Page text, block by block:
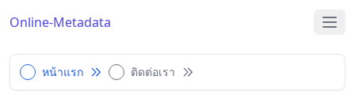
Online-Metadata
หน้าแรก ติดต่อเรา